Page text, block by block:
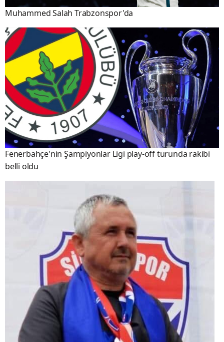
Muhammed Salah Trabzonspor'da
Fenerbahçe'nin Şampiyonlar Ligi play-off turunda rakibi
belli oldu